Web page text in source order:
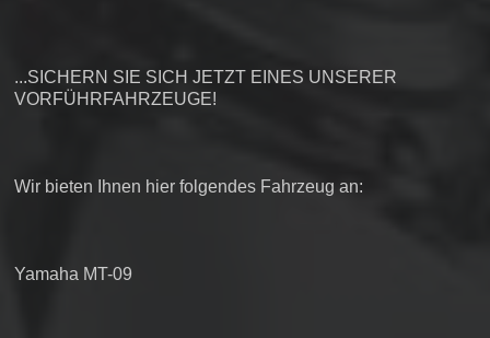
...SICHERN SIE SICH JETZT EINES UNSERER
VORFÜHRFAHRZEUGE!
Wir bieten Ihnen hier folgendes Fahrzeug an:
Yamaha MT-09